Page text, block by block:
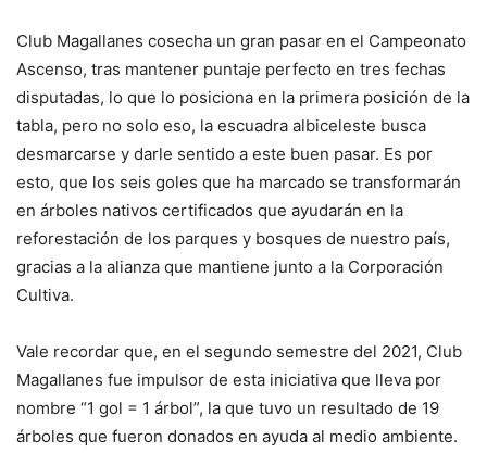
Club Magallanes cosecha un gran pasar en el Campeonato
Ascenso, tras mantener puntaje perfecto en tres fechas
disputadas, lo que lo posiciona en la primera posición de la
tabla, pero no solo eso, la escuadra albiceleste busca
desmarcarse y darle sentido a este buen pasar. Es por
esto, que los seis goles que ha marcado se transformarán
en árboles nativos certificados que ayudarán en la
reforestación de los parques y bosques de nuestro país,
gracias a la alianza que mantiene junto a la Corporación
Cultiva.
Vale recordar que, en el segundo semestre del 2021, Club
Magallanes fue impulsor de esta iniciativa que lleva por
nombre “1 gol = 1 árbol”, la que tuvo un resultado de 19
árboles que fueron donados en ayuda al medio ambiente.